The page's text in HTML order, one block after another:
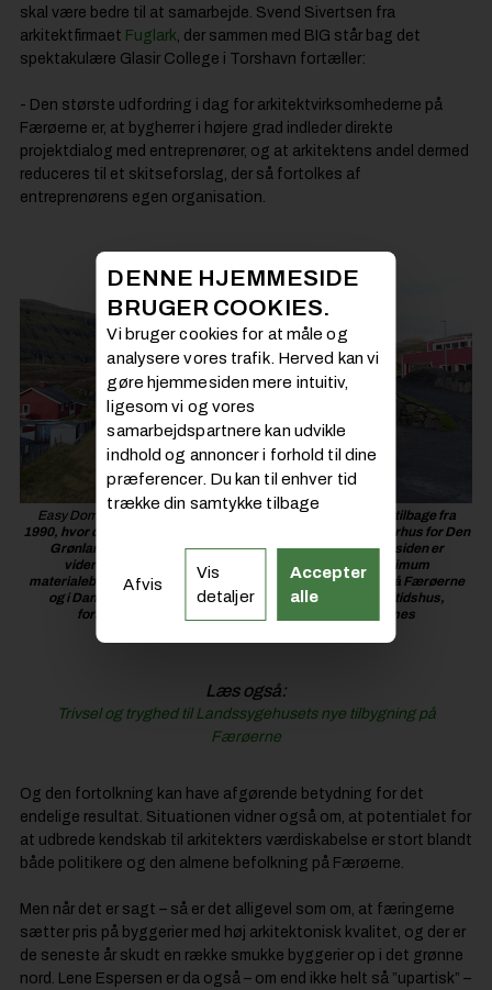
skal være bedre til at samarbejde. Svend Sivertsen fra
arkitektfirmaet Fuglark, der sammen med BIG står bag det
spektakulære Glasir College i Torshavn fortæller:
- Den største udfordring i dag for arkitektvirksomhederne på
Færøerne er, at bygherrer i højere grad indleder direkte
projektdialog med entreprenører, og at arkitektens andel dermed
reduceres til et skitseforslag, der så fortolkes af
entreprenørens egen organisation.
Easy Domes af Kari
Thomsen, KT-Architects er et koncept tilbage fra
1990, hvor den første dome blev bygget i Torshavn som kulturhus for Den
Grønlandske Forening på Færøerne. Et kuppelhus - som siden er
videreudviklet til præfabrikerede træsektioner i et minimum
materialebrug og klar til montering.”Domene” findes både på Færøerne
og i Danmark, hvor de fungerer som både familiebolig, fritidshus,
forsamlingshus, kontor og yoga-sal. Foto: Easy Domes
Læs også:
Trivsel og tryghed til Landssygehusets nye tilbygning på
Færøerne
Og den fortolkning kan have afgørende betydning for det
endelige resultat. Situationen vidner også om, at potentialet for
at udbrede kendskab til arkitekters værdiskabelse er stort blandt
både politikere og den almene befolkning på Færøerne.
Men når det er sagt – så er det alligevel som om, at færingerne
sætter pris på byggerier med høj arkitektonisk kvalitet, og der er
de seneste år skudt en række smukke byggerier op i det grønne
nord. Lene Espersen er da også – om end ikke helt så ”upartisk” –
DENNE HJEMMESIDE
BRUGER COOKIES.
Vi bruger cookies for at måle og
analysere vores trafik. Herved kan vi
gøre hjemmesiden mere intuitiv,
ligesom vi og vores
samarbejdspartnere kan udvikle
indhold og annoncer i forhold til dine
præferencer. Du kan til enhver tid
trække din samtykke tilbage
Afvis
Vis
detaljer
Accepter
alle